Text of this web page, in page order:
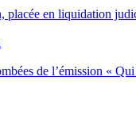
placée en liquidation
de l’émission «